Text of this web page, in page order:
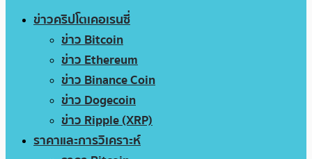
ข่าวคริปโตเคอเรนซี่
ข่าว Bitcoin
ข่าว Ethereum
ข่าว Binance Coin
ข่าว Dogecoin
ข่าว Ripple (XRP)
ราคาและการวิเคราะห์